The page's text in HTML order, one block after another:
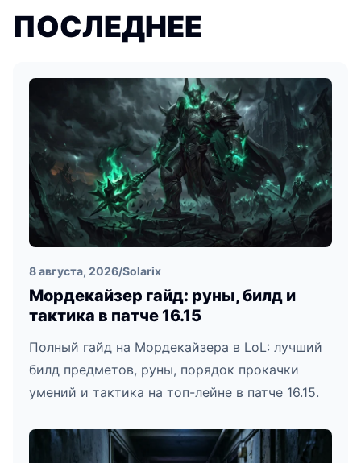
ПОСЛЕДНЕЕ
8 августа, 2026/Solarix
Мордекайзер гайд: руны, билд и
тактика в патче 16.15
Полный гайд на Мордекайзера в LoL: лучший
билд предметов, руны, порядок прокачки
умений и тактика на топ-лейне в патче 16.15.